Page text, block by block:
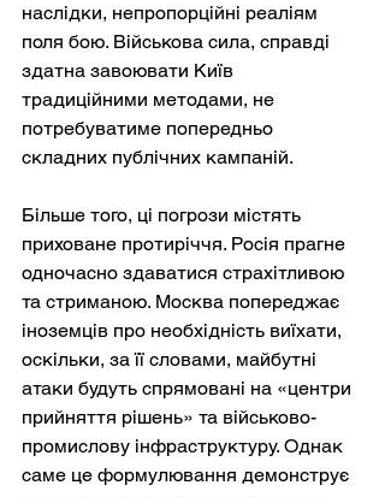
наслідки, непропорційні реаліям
поля бою. Військова сила, справді
здатна завоювати Київ
традиційними методами, не
потребуватиме попередньо
складних публічних кампаній.
Більше того, ці погрози містять
приховане протиріччя. Росія прагне
одночасно здаватися страхітливою
та стриманою. Москва попереджає
іноземців про необхідність виїхати,
оскільки, за її словами, майбутні
атаки будуть спрямовані на «центри
прийняття рішень» та військово-
промислову інфраструктуру. Однак
саме це формулювання демонструє